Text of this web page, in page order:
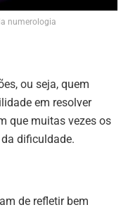
numerologia
ou seja, quem
em resolver
que muitas vezes os
dificuldade.
de refletir bem